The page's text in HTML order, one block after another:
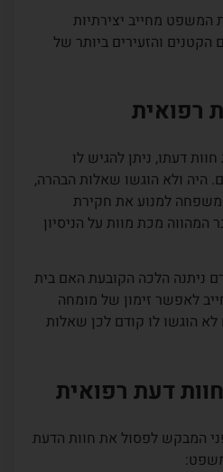
מחייב יצירתיות
והזעירים ביותר של
רפואית
דעתו, ניתן להגיש לו
בתוך 7 ימים. היה ולא הוגשו שאלות הבהרה,
משפחה למנוע את חקירת
המהווה מכת מוות על הניסיון
ניתנה הלכה הקובעת האם בית
לאפשר זימון של מומחה
הוגשו לו קודם לכן שאלות
דעת רפואית
המבקש לפסול את חוות הדעת